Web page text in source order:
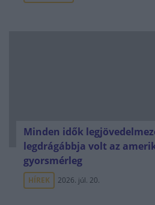
Minden idők
legdrágábbja volt az
gyorsmérleg
HÍREK 2026. júl. 20.